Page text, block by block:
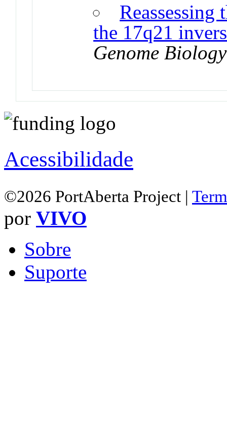
the 17q21
Genome
Acessibilidade
©2026 PortAberta Project |
por VIVO
Sobre
Suporte